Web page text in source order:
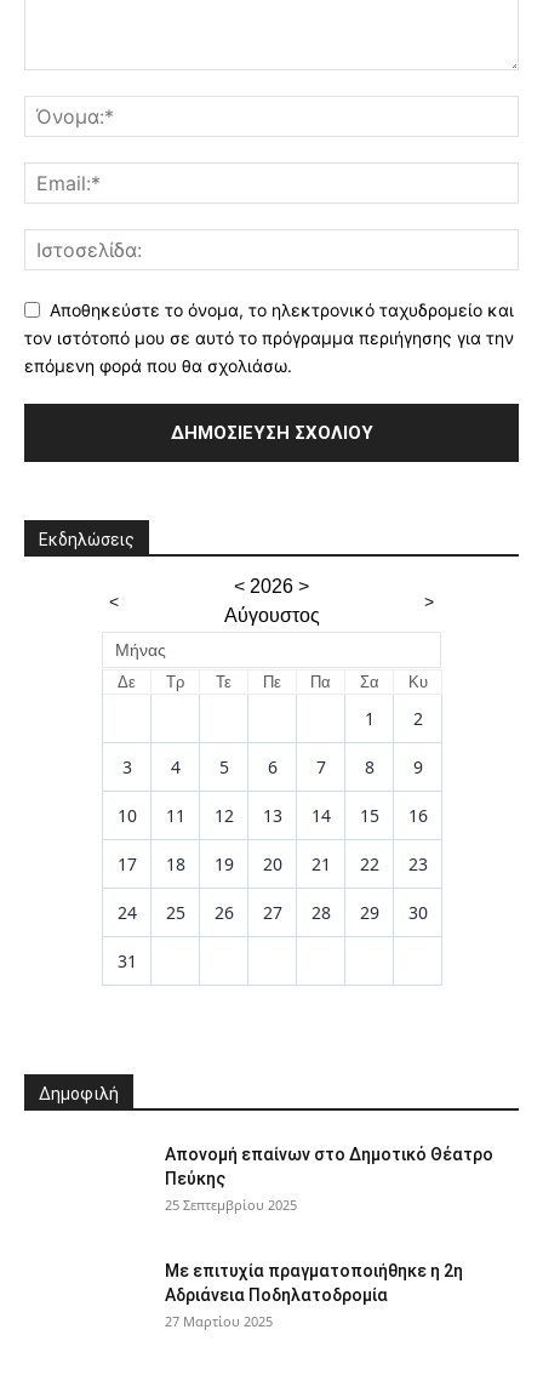
Αποθηκεύστε το όνομα, το ηλεκτρονικό ταχυδρομείο και
τον ιστότοπό μου σε αυτό το πρόγραμμα περιήγησης για την
επόμενη φορά που θα σχολιάσω.
Εκδηλώσεις
<
< 2026 >
Αύγουστος
>
Μήνας
Δε Τρ Τε Πε Πα Σα Κυ
1 2
3 4 5 6 7 8 9
10 11 12 13 14 15 16
17 18 19 20 21 22 23
24 25 26 27 28 29 30
31
Δημοφιλή
Απονομή επαίνων στο Δημοτικό Θέατρο
Πεύκης
25 Σεπτεμβρίου 2025
Με επιτυχία πραγματοποιήθηκε η 2η
Αδριάνεια Ποδηλατοδρομία
27 Μαρτίου 2025